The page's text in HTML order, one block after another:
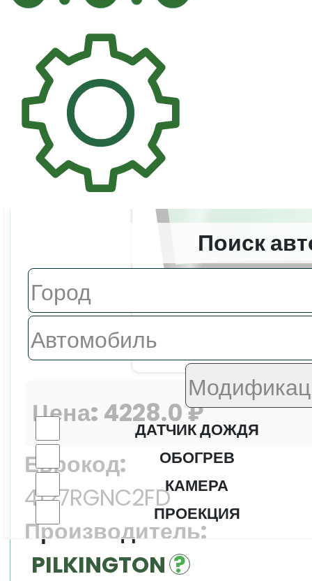
Поиск
ДАТЧИК ДОЖДЯ
ОБОГРЕВ
КАМЕРА
ПРОЕКЦИЯ
Цена: 4228.0 ₽
Еврокод:
4127RGNC2FD
Производитель:
PILKINGTON